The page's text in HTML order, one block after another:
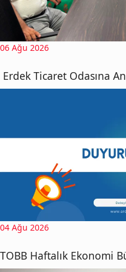
06 Ağu 2026
Erdek Ticaret Odasına
04 Ağu 2026
TOBB Haftalık Ekonomi